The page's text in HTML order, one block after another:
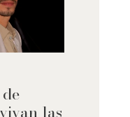
las